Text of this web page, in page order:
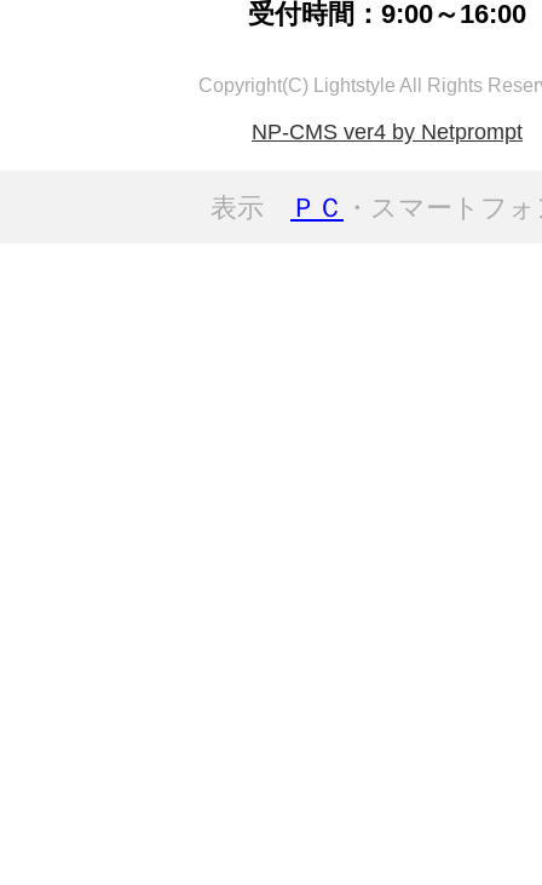
受付時間：9:00～16:00
Copyright(C) Lightstyle All Rights
NP-CMS ver4 by Netprompt
表示 ＰＣ ・スマートフ